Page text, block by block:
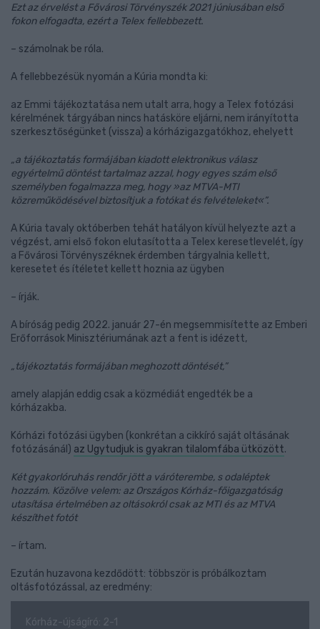
Ezt az érvelést a Fővárosi Törvényszék 2021 júniusában első
fokon elfogadta, ezért a Telex fellebbezett.
– számolnak be róla.
A fellebbezésük nyomán a Kúria mondta ki:
az Emmi tájékoztatása nem utalt arra, hogy a Telex fotózási
kérelmének tárgyában nincs hatásköre eljárni, nem irányította
szerkesztőségünket (vissza) a kórházigazgatókhoz, ehelyett
„a tájékoztatás formájában kiadott elektronikus válasz
egyértelmű döntést tartalmaz azzal, hogy egyes szám első
személyben fogalmazza meg, hogy »az MTVA-MTI
közreműködésével biztosítjuk a fotókat és felvételeket«️”.
A Kúria tavaly októberben tehát hatályon kívül helyezte azt a
végzést, ami első fokon elutasította a Telex keresetlevelét, így
a Fővárosi Törvényszéknek érdemben tárgyalnia kellett,
keresetet és ítéletet kellett hoznia az ügyben
– írják.
A bíróság pedig 2022. január 27-én megsemmisítette az Emberi
Erőforrások Minisztériumának azt a fent is idézett,
„tájékoztatás formájában meghozott döntését,”
amely alapján eddig csak a közmédiát engedték be a
kórházakba.
Kórházi fotózási ügyben (konkrétan a cikkíró saját oltásának
fotózásánál) az Ugytudjuk is gyakran tilalomfába ütközött.
Két gyakorlóruhás rendőr jött a váróterembe, s odaléptek
hozzám. Közölve velem: az Országos Kórház-főigazgatóság
utasítása értelmében az oltásokról csak az MTI és az MTVA
készíthet fotót
– írtam.
Ezután huzavona kezdődött: többször is próbálkoztam
oltásfotózással, az eredmény:
Kórház-újságíró: 2-1